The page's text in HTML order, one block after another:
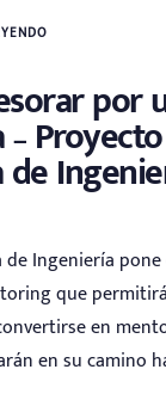
por
de Ingeniería
que
en
en su camino